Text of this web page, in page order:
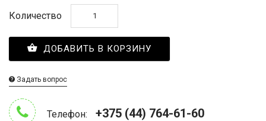
Количество
ДОБАВИТЬ В КОРЗИНУ
Задать вопрос
Телефон: +375 (44) 764-61-60